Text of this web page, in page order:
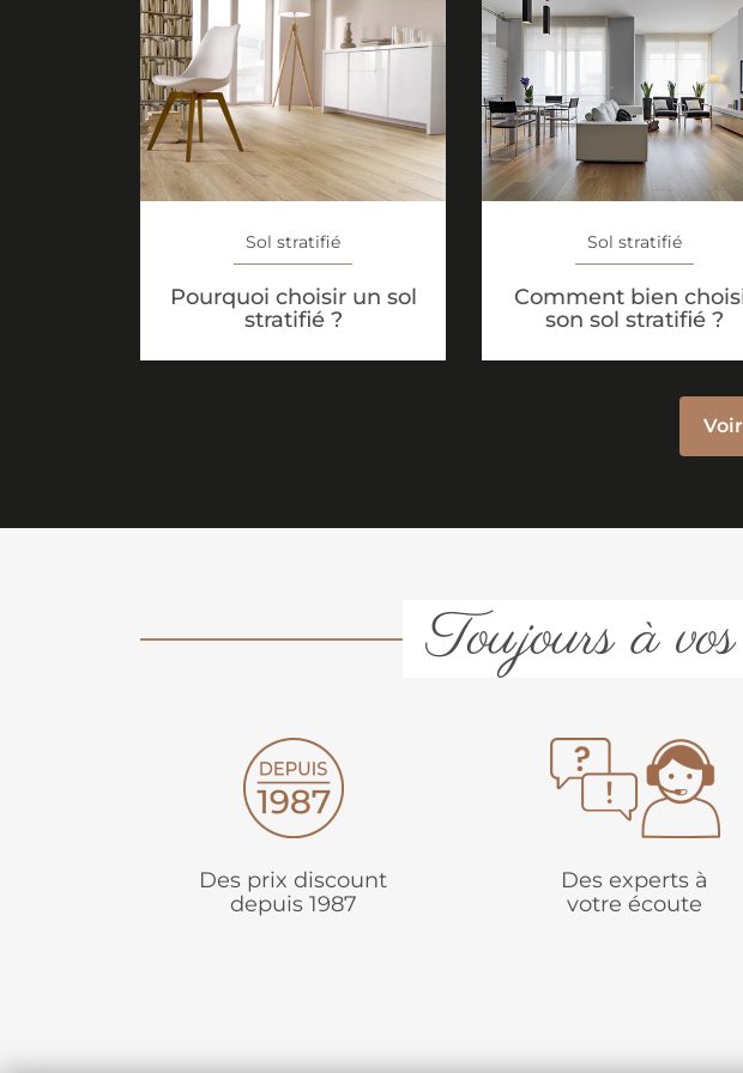
Sol stratifié
Pourquoi choisir un sol
stratifié ?
Sol stratifié
Comment bien
son sol stratifié ?
Toujours à
Des prix discount
depuis 1987
Des experts à
votre écoute